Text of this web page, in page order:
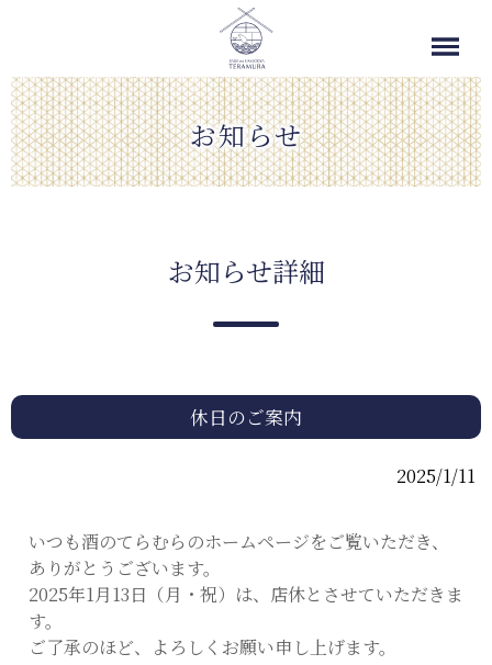
お知らせ
お知らせ詳細
休日のご案内
2025/1/11
いつも酒のてらむらのホームページをご覧いただき、
ありがとうございます。
2025年1月13日（月・祝）は、店休とさせていただきま
す。
ご了承のほど、よろしくお願い申し上げます。